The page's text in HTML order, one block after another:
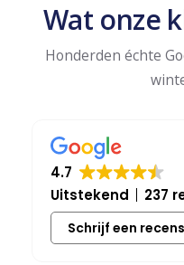
Wat onze
Honderden échte
4.7
Uitstekend
237
Schrijf een